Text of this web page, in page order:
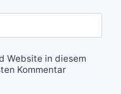
Website in diesem
Kommentar